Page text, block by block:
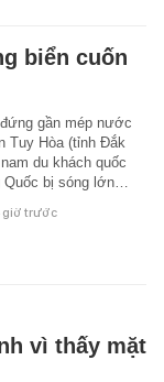
biển cuốn
gần mép nước
Tuy Hòa (tỉnh Đắk
nam du khách quốc
Quốc bị sóng lớn…
giờ trước
vì thấy mặt